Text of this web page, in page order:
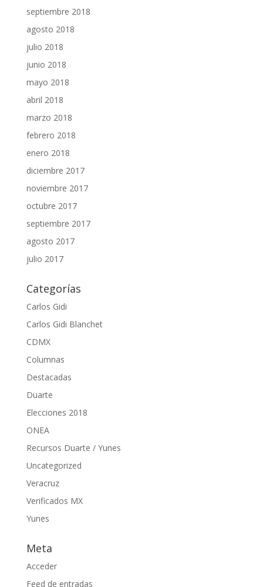
septiembre 2018
agosto 2018
julio 2018
junio 2018
mayo 2018
abril 2018
marzo 2018
febrero 2018
enero 2018
diciembre 2017
noviembre 2017
octubre 2017
septiembre 2017
agosto 2017
julio 2017
Categorías
Carlos Gidi
Carlos Gidi Blanchet
CDMX
Columnas
Destacadas
Duarte
Elecciones 2018
ONEA
Recursos Duarte / Yunes
Uncategorized
Veracruz
Verificados MX
Yunes
Meta
Acceder
Feed de entradas